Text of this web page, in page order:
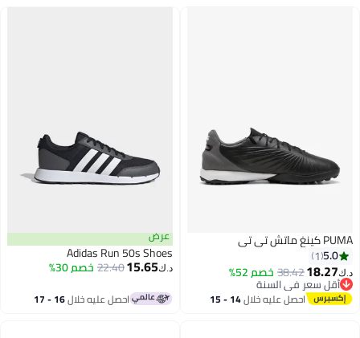
PUMA كينغ ماتش تي تي
5.0
1
د.ك‏18.27
38.42خصم 52%
أقل سعر في السنة
أقل سعر في السنة
احصل عليه خلال 14 - 15
عرض
Adidas Run 50s Shoes
د.ك‏15.65
22.40خصم 30%
احصل عليه خلال 16 - 17